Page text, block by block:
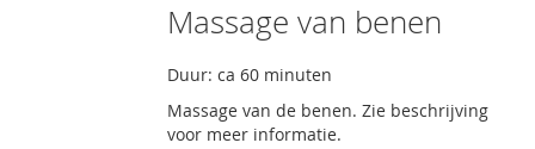
Massage van benen
Duur: ca 60 minuten
Massage van de benen. Zie beschrijving
voor meer informatie.